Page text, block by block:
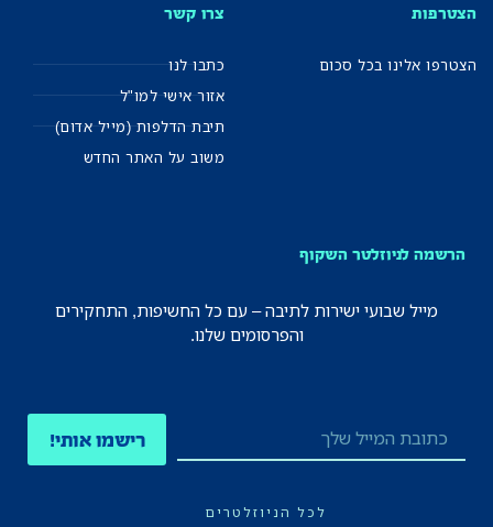
הצטרפות
הצטרפו אלינו בכל סכום
צרו קשר
כתבו לנו
אזור אישי למו"ל
תיבת הדלפות (מייל אדום)
משוב על האתר החדש
הרשמה לניוזלטר השקוף
מייל שבועי ישירות לתיבה – עם כל החשיפות, התחקירים
והפרסומים שלנו.
רישמו אותי!
לכל הניוזלטרים